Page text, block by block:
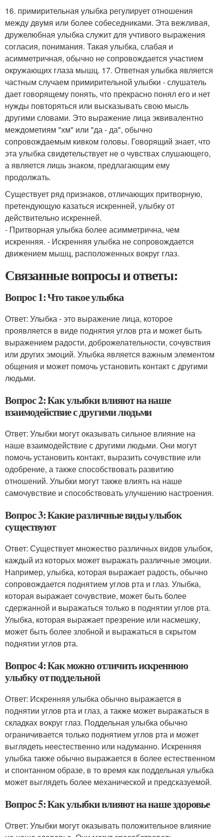
16. примирительная улыбка регулирует отношения
между двумя или более собеседниками. Эта вежливая,
дружелюбная улыбка служит для учтивого выражения
согласия, понимания. Такая улыбка, слабая и
асимметричная, обычно не сопровождается участием
окружающих глаза мышц. 17. Ответная улыбка является
частным случаем примирительной улыбки - слушатель
дает говорящему понять, что прекрасно понял его и нет
нужды повторяться или высказывать свою мысль
другими словами. Это выражение лица эквивалентно
междометиям "хм" или "да - да", обычно
сопровождаемым кивком головы. Говорящий знает, что
эта улыбка свидетельствует не о чувствах слушающего,
а является лишь знаком, предлагающим ему
продолжать.
Существует ряд признаков, отличающих притворную,
претендующую казаться искренней, улыбку от
действительно искренней.
- Притворная улыбка более асимметрична, чем
искренняя. - Искренняя улыбка не сопровождается
движением мышц, расположенных вокруг глаз.
Связанные вопросы и ответы:
Вопрос 1: Что такое улыбка
Ответ: Улыбка - это выражение лица, которое
проявляется в виде поднятия углов рта и может быть
выражением радости, доброжелательности, сочувствия
или других эмоций. Улыбка является важным элементом
общения и может помочь установить контакт с другими
людьми.
Вопрос 2: Как улыбки влияют на наше
взаимодействие с другими людьми
Ответ: Улыбки могут оказывать сильное влияние на
наше взаимодействие с другими людьми. Они могут
помочь установить контакт, выразить сочувствие или
одобрение, а также способствовать развитию
отношений. Улыбки могут также влиять на наше
самочувствие и способствовать улучшению настроения.
Вопрос 3: Какие различные виды улыбок
существуют
Ответ: Существует множество различных видов улыбок,
каждый из которых может выражать различные эмоции.
Например, улыбка, которая выражает радость, обычно
сопровождается поднятием углов рта и глаз. Улыбка,
которая выражает сочувствие, может быть более
сдержанной и выражаться только в поднятии углов рта.
Улыбка, которая выражает презрение или насмешку,
может быть более злобной и выражаться в скрытом
поднятии углов рта.
Вопрос 4: Как можно отличить искреннюю
улыбку от поддельной
Ответ: Искренняя улыбка обычно выражается в
поднятии углов рта и глаз, а также может выражаться в
складках вокруг глаз. Поддельная улыбка обычно
ограничивается только поднятием углов рта и может
выглядеть неестественно или надуманно. Искренняя
улыбка также обычно выражается в более естественном
и спонтанном образе, в то время как поддельная улыбка
может выглядеть более механической и предсказуемой.
Вопрос 5: Как улыбки влияют на наше здоровье
Ответ: Улыбки могут оказывать положительное влияние